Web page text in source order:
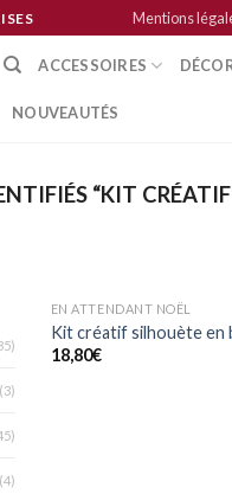
Mentions
ACCESSOIRES
NOUVEAUTÉS
“KIT
(3)
(4)
EN ATTENDANT NOËL
Kit créatif silhouète en
18,80€